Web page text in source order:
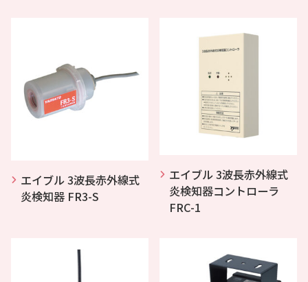
エイブル 3波長赤外線式
炎検知器 FR3-S
エイブル 3波長赤外線式
炎検知器コントローラ
FRC-1